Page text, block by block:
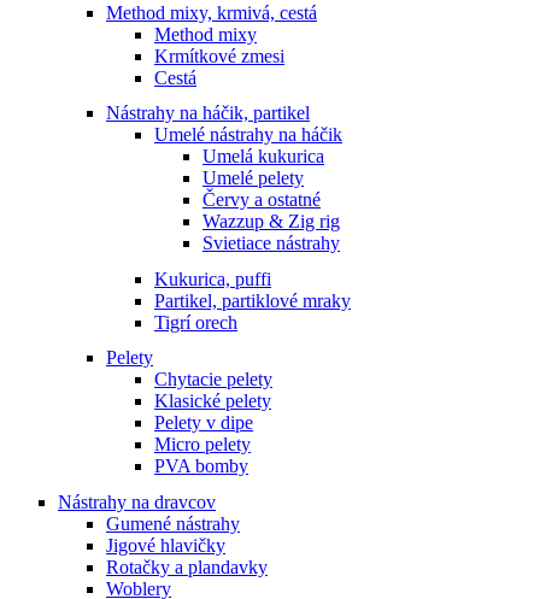
Method mixy, krmivá, cestá
Method mixy
Krmítkové zmesi
Cestá
Nástrahy na háčik, partikel
Umelé nástrahy na háčik
Umelá kukurica
Umelé pelety
Červy a ostatné
Wazzup & Zig rig
Svietiace nástrahy
Kukurica, puffi
Partikel, partiklové mraky
Tigrí orech
Pelety
Chytacie pelety
Klasické pelety
Pelety v dipe
Micro pelety
PVA bomby
Nástrahy na dravcov
Gumené nástrahy
Jigové hlavičky
Rotačky a plandavky
Woblery